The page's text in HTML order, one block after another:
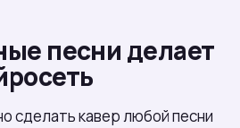
песни делает
сделать кавер любой песни